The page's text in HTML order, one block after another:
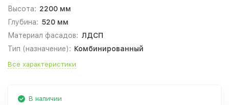
Высота: 2200 мм
Глубина: 520 мм
Материал фасадов: ЛДСП
Тип (назначение): Комбинированный
Все характеристики
В наличии